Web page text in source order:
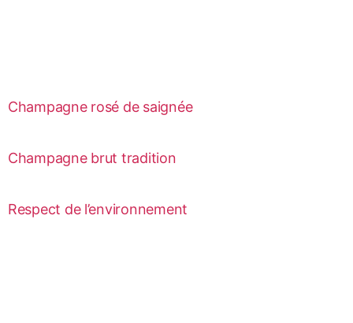
Champagne rosé de saignée
Champagne brut tradition
Respect de l’environnement